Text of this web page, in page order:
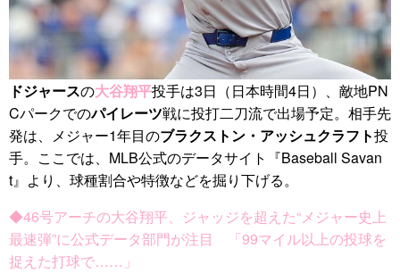
ドジャースの大谷翔平投手は3日（日本時間4日）、敵地PN
Cパークでのパイレーツ戦に投打二刀流で出場予定。相手先
発は、メジャー1年目のブラクストン・アッシュクラフト投
手。ここでは、MLB公式のデータサイト『Baseball Savan
t』より、球種割合や特徴などを掘り下げる。
◆46号アーチの大谷翔平、ジャッジを超えた“メジャー史上
最速弾”に公式データ部門が注目 「99マイル以上の投球を
捉えた打球で……」